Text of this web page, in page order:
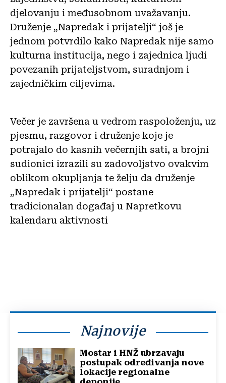
djelovanju i međusobnom uvažavanju.
Druženje „Napredak i prijatelji“ još je
jednom potvrdilo kako Napredak nije samo
kulturna institucija, nego i zajednica ljudi
povezanih prijateljstvom, suradnjom i
zajedničkim ciljevima.
Večer je završena u vedrom raspoloženju, uz
pjesmu, razgovor i druženje koje je
potrajalo do kasnih večernjih sati, a brojni
sudionici izrazili su zadovoljstvo ovakvim
oblikom okupljanja te želju da druženje
„Napredak i prijatelji“ postane
tradicionalan događaj u Napretkovu
kalendaru aktivnosti
Najnovije
Mostar i HNŽ ubrzavaju
postupak određivanja nove
lokacije regionalne